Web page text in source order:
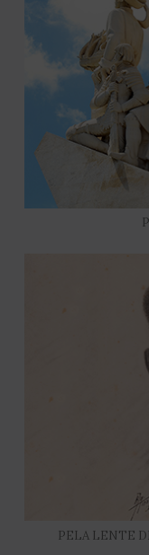
PELA LENTE